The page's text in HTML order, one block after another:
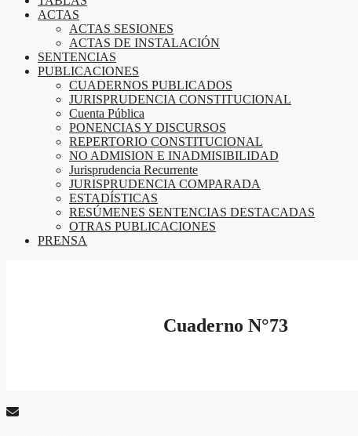
ACTAS
ACTAS SESIONES
ACTAS DE INSTALACIÓN
SENTENCIAS
PUBLICACIONES
CUADERNOS PUBLICADOS
JURISPRUDENCIA CONSTITUCIONAL
Cuenta Pública
PONENCIAS Y DISCURSOS
REPERTORIO CONSTITUCIONAL
NO ADMISION E INADMISIBILIDAD
Jurisprudencia Recurrente
JURISPRUDENCIA COMPARADA
ESTADÍSTICAS
RESÚMENES SENTENCIAS DESTACADAS
OTRAS PUBLICACIONES
PRENSA
Cuaderno N°73